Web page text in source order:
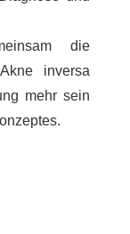
die
inversa
mehr sein